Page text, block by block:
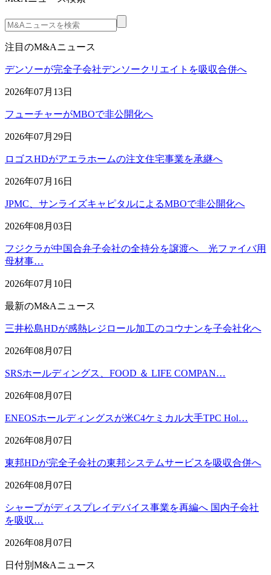
注目のM&Aニュース
デンソーが完全子会社デンソークリエイトを吸収合併へ
2026年07月13日
フューチャーがMBOで非公開化へ
2026年07月29日
ロゴスHDがアエラホームの注文住宅事業を承継へ
2026年07月16日
JPMC、サンライズキャピタルによるMBOで非公開化へ
2026年08月03日
フジクラが中国合弁子会社の全持分を譲渡へ 光ファイバ用
母材事…
2026年07月10日
最新のM&Aニュース
三井松島HDが感熱レジロール加工のコウナンを子会社化へ
2026年08月07日
SRSホールディングス、FOOD ＆ LIFE COMPAN…
2026年08月07日
ENEOSホールディングスが米C4ケミカル大手TPC Hol…
2026年08月07日
東邦HDが完全子会社の東邦システムサービスを吸収合併へ
2026年08月07日
シャープがディスプレイデバイス事業を再編へ 国内子会社
を吸収…
2026年08月07日
日付別M&Aニュース